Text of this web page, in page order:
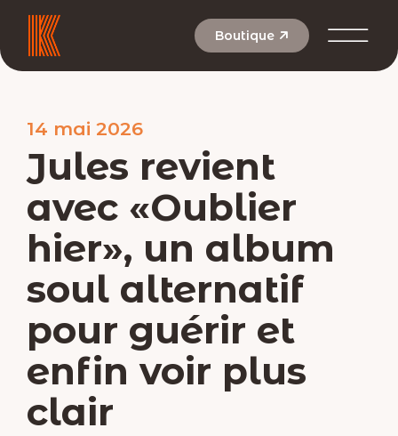
contenu
Boutique
14 mai 2026
Jules revient
avec «Oublier
hier», un album
soul alternatif
pour guérir et
enfin voir plus
clair